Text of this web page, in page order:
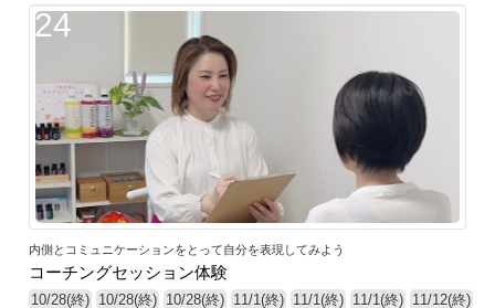
24
内側とコミュニケーションをとって自分を表現してみよう
コーチングセッション体験
10/28(終) 10/28(終) 10/28(終) 11/1(終) 11/1(終) 11/1(終) 11/12(終)